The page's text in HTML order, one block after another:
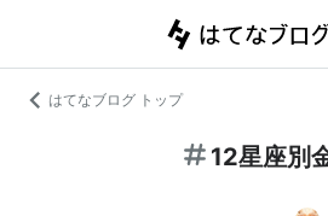
はてなブログ トップ
12星座別